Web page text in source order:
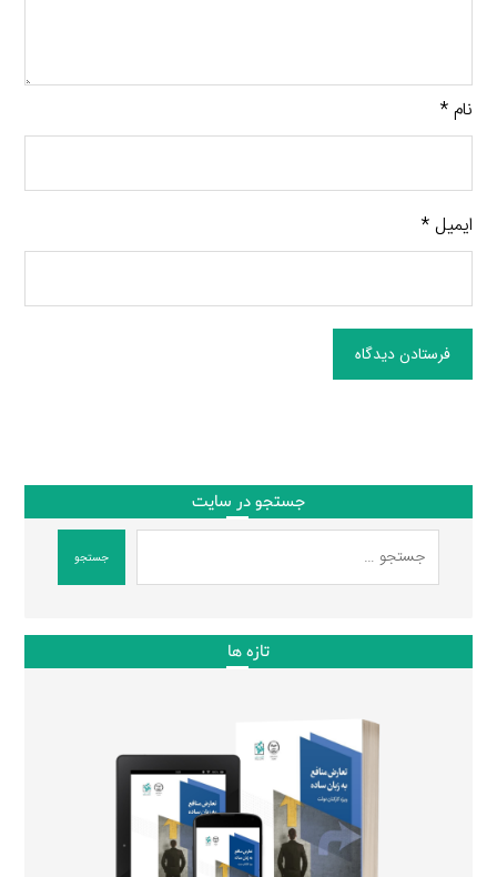
نام*
ایمیل*
فرستادن دیدگاه
جستجو در سایت
جستجو
تازه ها